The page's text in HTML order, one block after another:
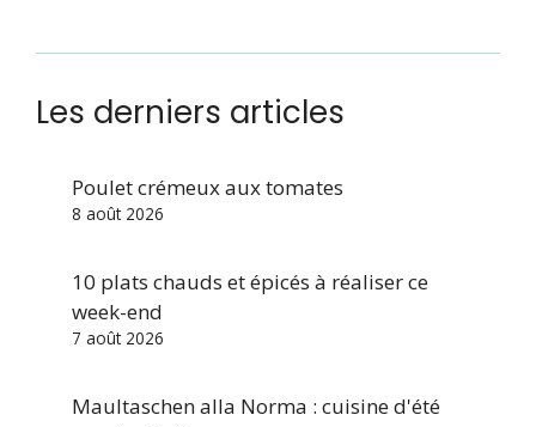
Les derniers articles
Poulet crémeux aux tomates
8 août 2026
10 plats chauds et épicés à réaliser ce
week-end
7 août 2026
Maultaschen alla Norma : cuisine d'été